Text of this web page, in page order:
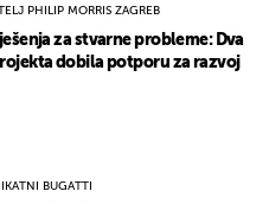
PHILIP MORRIS ZAGREB
za stvarne probleme: Dva
dobila potporu za razvoj
BUGATTI